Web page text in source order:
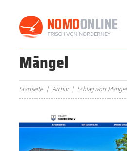
Mängel
Startseite Archiv Schlagwort Mängel